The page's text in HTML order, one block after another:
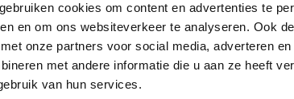
cookies om content en advertenties te
en om ons websiteverkeer te analyseren. Ook
onze partners voor social media, adverteren
met andere informatie die u aan ze heeft
van hun services.